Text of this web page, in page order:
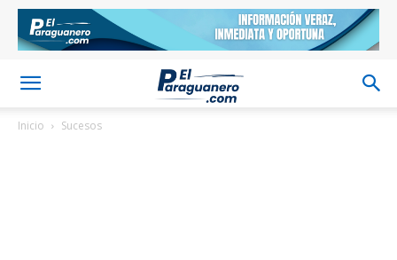
Inicio Sucesos